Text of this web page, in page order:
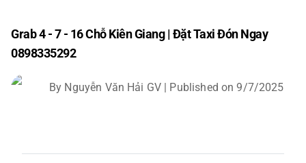
Grab 4 - 7 - 16 Chỗ Kiên Giang | Đặt Taxi Đón Ngay
0898335292
By Nguyễn Văn Hải GV | Published on 9/7/2025